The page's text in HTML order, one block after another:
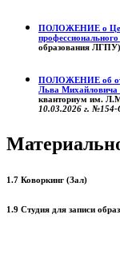
ПОЛОЖЕНИЕ о
образования ЛГПУ)
ПОЛОЖЕНИЕ об
Льва Михайловича
кванториум им.
10.03.2026 г.
1.7 Коворкинг (Зал)
1.9 Студия для записи